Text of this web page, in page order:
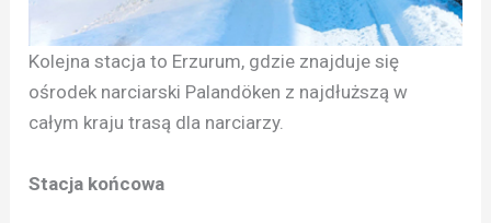
Kolejna stacja to Erzurum, gdzie znajduje się
ośrodek narciarski Palandöken z najdłuższą w
całym kraju trasą dla narciarzy.
Stacja końcowa